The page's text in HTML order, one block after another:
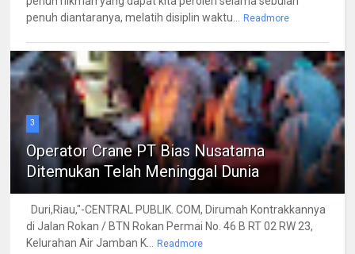
penuh diantaranya, melatih disiplin waktu...
Readmore
3
Operator Crane PT Bias Nusatama
Ditemukan Telah Meninggal Dunia
Duri,Riau,"-CENTRAL PUBLIK. COM, Dirumah Kontrakkannya
di Jalan Rokan / BTN Rokan Permai No. 46 B RT 02 RW 23,
Kelurahan Air Jamban K...
Readmore